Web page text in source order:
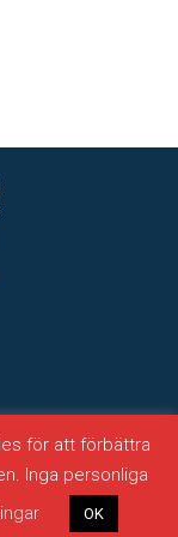
av webbasen
för att förbättra
Inga personliga
OK